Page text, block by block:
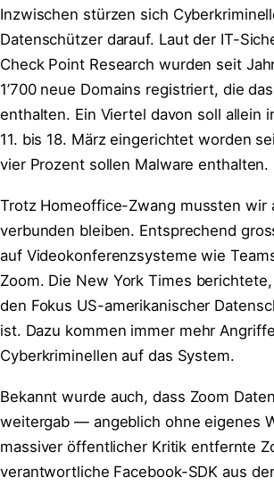
Inzwischen stürzen sich
Datenschützer darauf. Laut der IT-
Check Point Research wurden seit
1’700 neue Domains registriert, die
enthalten. Ein Viertel davon soll allein
11. bis 18. März eingerichtet worden
vier Prozent sollen Malware enthalten.
Trotz Homeoffice-Zwang mussten wir
verbunden bleiben. Entsprechend
auf Videokonferenzsysteme wie
Zoom. Die New York Times
den Fokus US-amerikanischer
ist. Dazu kommen immer mehr
Cyberkriminellen auf das System.
Bekannt wurde auch, dass Zoom
weitergab — angeblich ohne eigenes
massiver öffentlicher Kritik entfernte
verantwortliche Facebook-SDK aus